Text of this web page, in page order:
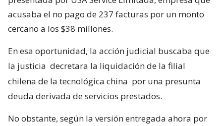
acusaba el no pago de 237 facturas por un monto
cercano a los $38 millones.
En esa oportunidad, la acción judicial buscaba que
la justicia decretara la liquidación de la filial
chilena de la tecnológica china por una presunta
deuda derivada de servicios prestados.
No obstante, según la versión entregada ahora por